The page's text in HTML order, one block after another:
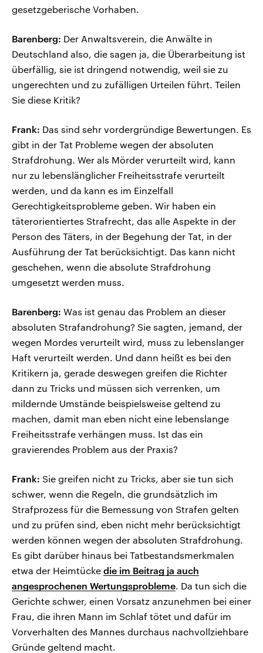
gesetzgeberische Vorhaben.
Barenberg: Der Anwaltsverein, die Anwälte in
Deutschland also, die sagen ja, die Überarbeitung ist
überfällig, sie ist dringend notwendig, weil sie zu
ungerechten und zu zufälligen Urteilen führt. Teilen
Sie diese Kritik?
Frank: Das sind sehr vordergründige Bewertungen. Es
gibt in der Tat Probleme wegen der absoluten
Strafdrohung. Wer als Mörder verurteilt wird, kann
nur zu lebenslänglicher Freiheitsstrafe verurteilt
werden, und da kann es im Einzelfall
Gerechtigkeitsprobleme geben. Wir haben ein
täterorientiertes Strafrecht, das alle Aspekte in der
Person des Täters, in der Begehung der Tat, in der
Ausführung der Tat berücksichtigt. Das kann nicht
geschehen, wenn die absolute Strafdrohung
umgesetzt werden muss.
Barenberg: Was ist genau das Problem an dieser
absoluten Strafandrohung? Sie sagten, jemand, der
wegen Mordes verurteilt wird, muss zu lebenslanger
Haft verurteilt werden. Und dann heißt es bei den
Kritikern ja, gerade deswegen greifen die Richter
dann zu Tricks und müssen sich verrenken, um
mildernde Umstände beispielsweise geltend zu
machen, damit man eben nicht eine lebenslange
Freiheitsstrafe verhängen muss. Ist das ein
gravierendes Problem aus der Praxis?
Frank: Sie greifen nicht zu Tricks, aber sie tun sich
schwer, wenn die Regeln, die grundsätzlich im
Strafprozess für die Bemessung von Strafen gelten
und zu prüfen sind, eben nicht mehr berücksichtigt
werden können wegen der absoluten Strafdrohung.
Es gibt darüber hinaus bei Tatbestandsmerkmalen
etwa der Heimtücke die im Beitrag ja auch
angesprochenen Wertungsprobleme. Da tun sich die
Gerichte schwer, einen Vorsatz anzunehmen bei einer
Frau, die ihren Mann im Schlaf tötet und dafür im
Vorverhalten des Mannes durchaus nachvollziehbare
Gründe geltend macht.